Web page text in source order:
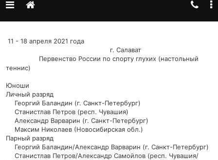
11 - 18 апреля 2021 года
г. Салават
Первенство России по спорту глухих (настольный
теннис)
Юноши
Личный разряд
Георгий Баландин (г. Санкт-Петербург)
Станистлав Петров (респ. Чувашия)
Александр Варварин (г. Санкт-Петербург)
Максим Николаев (Новосибирская обл.)
Парный разряд
Георгий Баландин/Александр Варварин (г. Санкт-Петербург)
Станистлав Петров/Александр Самойлов (респ. Чувашия/